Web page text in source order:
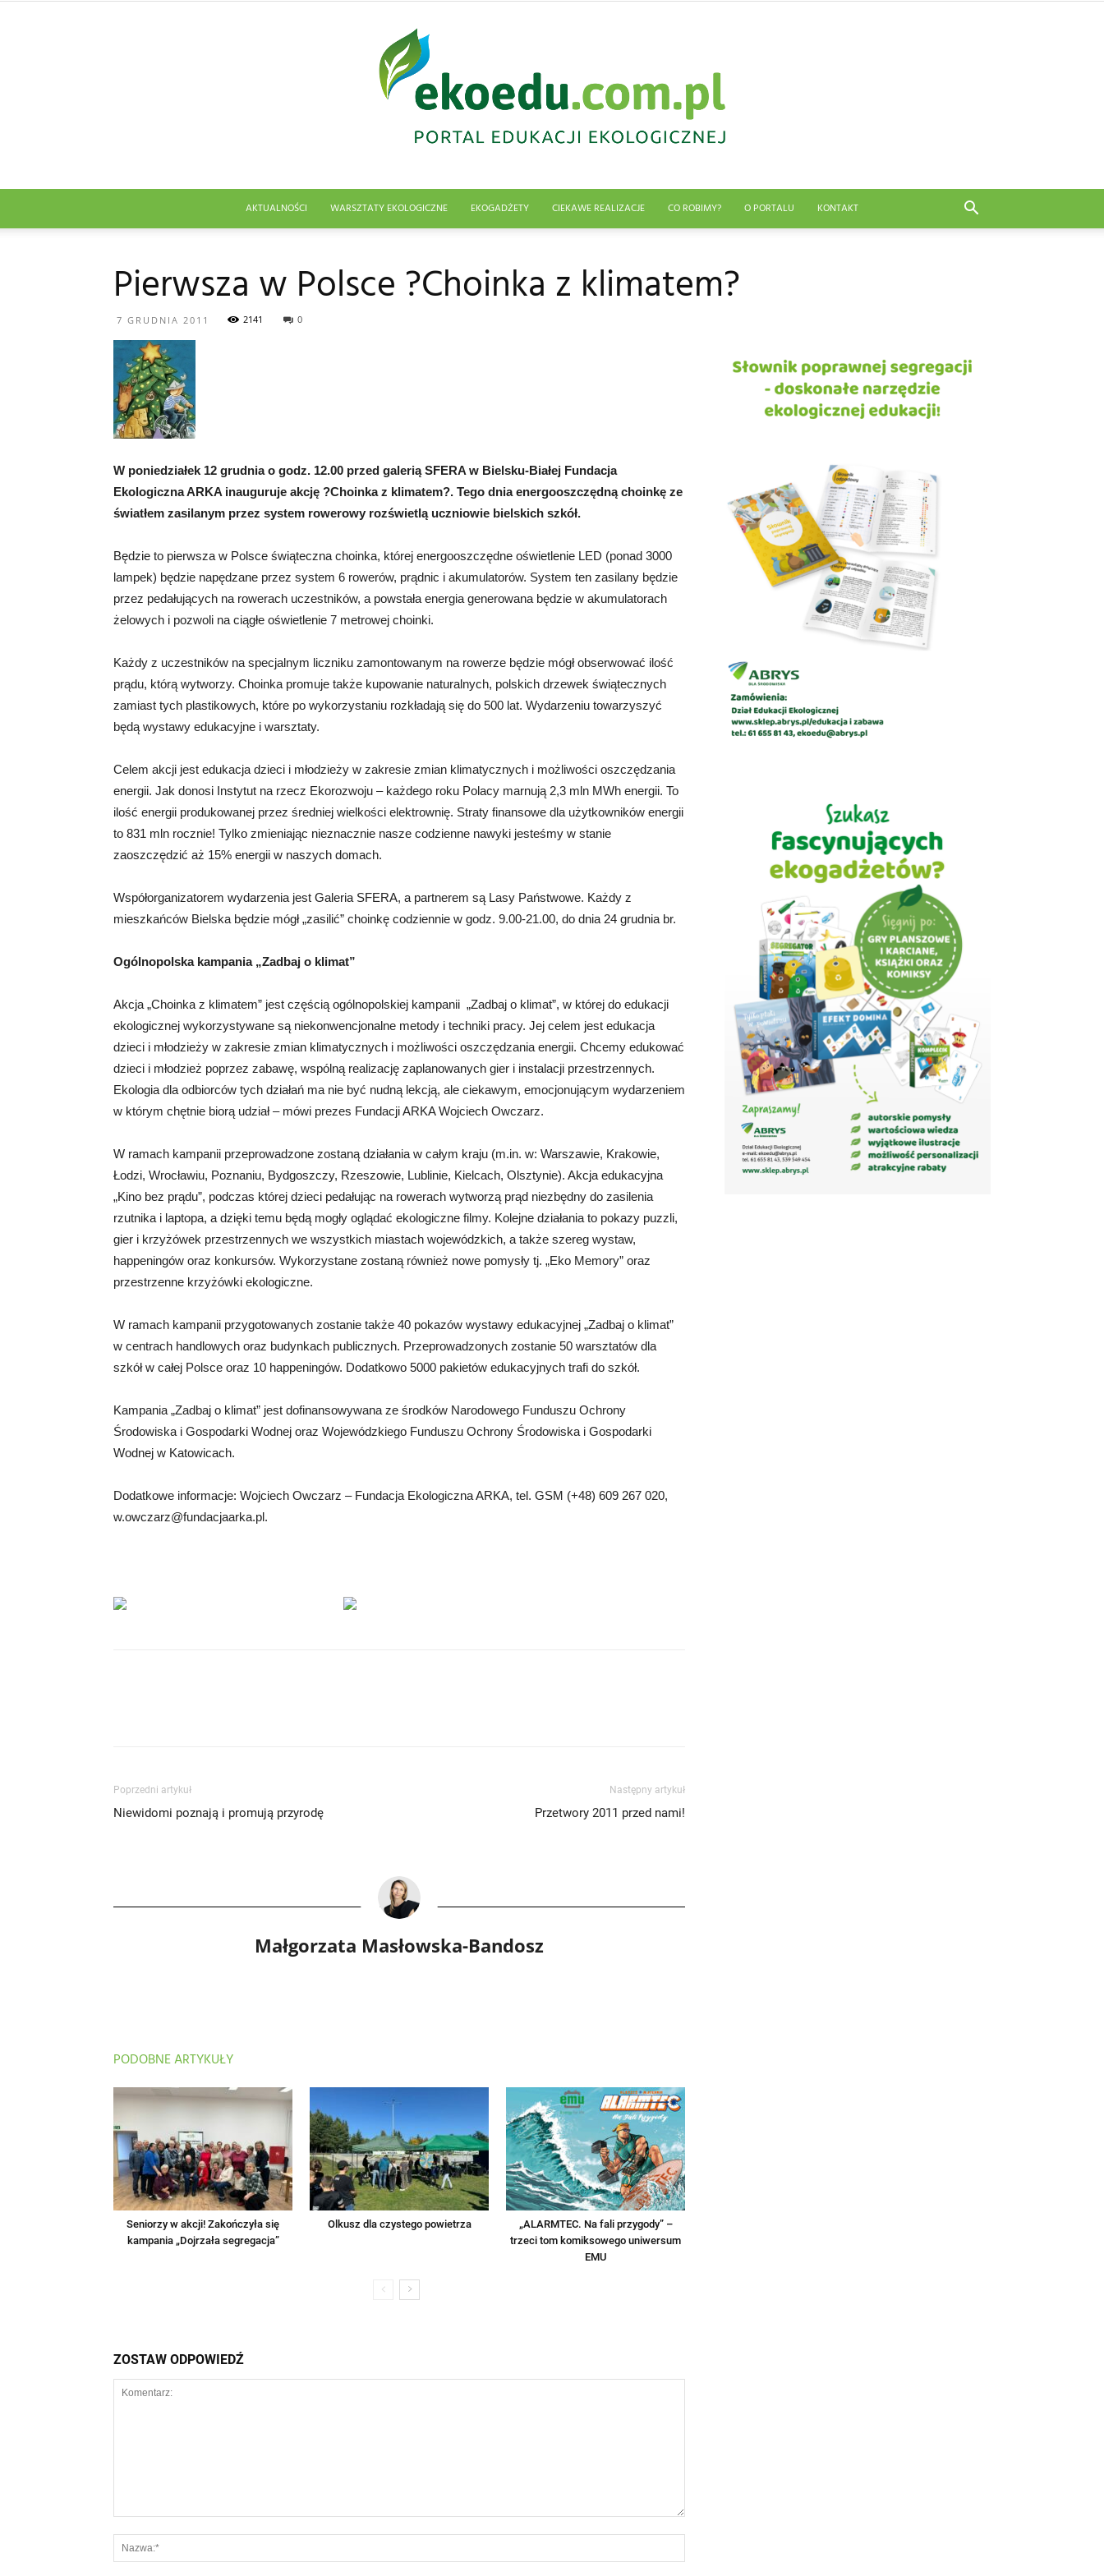
AKTUALNOŚCI WARSZTATY EKOLOGICZNE EKOGADŻETY CIEKAWE REALIZACJE CO ROBIMY? O PORTALU KONTAKT
Pierwsza w Polsce ?Choinka z klimatem?
7 GRUDNIA 2011 2141 0
W poniedziałek 12 grudnia o godz. 12.00 przed galerią SFERA w Bielsku-Białej Fundacja
Ekologiczna ARKA inauguruje akcję ?Choinka z klimatem?. Tego dnia energooszczędną choinkę ze
światłem zasilanym przez system rowerowy rozświetlą uczniowie bielskich szkół.
Będzie to pierwsza w Polsce świąteczna choinka, której energooszczędne oświetlenie LED (ponad 3000
lampek) będzie napędzane przez system 6 rowerów, prądnic i akumulatorów. System ten zasilany będzie
przez pedałujących na rowerach uczestników, a powstała energia generowana będzie w akumulatorach
żelowych i pozwoli na ciągłe oświetlenie 7 metrowej choinki.
Każdy z uczestników na specjalnym liczniku zamontowanym na rowerze będzie mógł obserwować ilość
prądu, którą wytworzy. Choinka promuje także kupowanie naturalnych, polskich drzewek świątecznych
zamiast tych plastikowych, które po wykorzystaniu rozkładają się do 500 lat. Wydarzeniu towarzyszyć
będą wystawy edukacyjne i warsztaty.
Celem akcji jest edukacja dzieci i młodzieży w zakresie zmian klimatycznych i możliwości oszczędzania
energii. Jak donosi Instytut na rzecz Ekorozwoju – każdego roku Polacy marnują 2,3 mln MWh energii. To
ilość energii produkowanej przez średniej wielkości elektrownię. Straty finansowe dla użytkowników energii
to 831 mln rocznie! Tylko zmieniając nieznacznie nasze codzienne nawyki jesteśmy w stanie
zaoszczędzić aż 15% energii w naszych domach.
Współorganizatorem wydarzenia jest Galeria SFERA, a partnerem są Lasy Państwowe. Każdy z
mieszkańców Bielska będzie mógł „zasilić” choinkę codziennie w godz. 9.00-21.00, do dnia 24 grudnia br.
Ogólnopolska kampania „Zadbaj o klimat”
Akcja „Choinka z klimatem” jest częścią ogólnopolskiej kampanii „Zadbaj o klimat”, w której do edukacji
ekologicznej wykorzystywane są niekonwencjonalne metody i techniki pracy. Jej celem jest edukacja
dzieci i młodzieży w zakresie zmian klimatycznych i możliwości oszczędzania energii. Chcemy edukować
dzieci i młodzież poprzez zabawę, wspólną realizację zaplanowanych gier i instalacji przestrzennych.
Ekologia dla odbiorców tych działań ma nie być nudną lekcją, ale ciekawym, emocjonującym wydarzeniem
w którym chętnie biorą udział – mówi prezes Fundacji ARKA Wojciech Owczarz.
W ramach kampanii przeprowadzone zostaną działania w całym kraju (m.in. w: Warszawie, Krakowie,
Łodzi, Wrocławiu, Poznaniu, Bydgoszczy, Rzeszowie, Lublinie, Kielcach, Olsztynie). Akcja edukacyjna
„Kino bez prądu”, podczas której dzieci pedałując na rowerach wytworzą prąd niezbędny do zasilenia
rzutnika i laptopa, a dzięki temu będą mogły oglądać ekologiczne filmy. Kolejne działania to pokazy puzzli,
gier i krzyżówek przestrzennych we wszystkich miastach wojewódzkich, a także szereg wystaw,
happeningów oraz konkursów. Wykorzystane zostaną również nowe pomysły tj. „Eko Memory” oraz
przestrzenne krzyżówki ekologiczne.
W ramach kampanii przygotowanych zostanie także 40 pokazów wystawy edukacyjnej „Zadbaj o klimat”
w centrach handlowych oraz budynkach publicznych. Przeprowadzonych zostanie 50 warsztatów dla
szkół w całej Polsce oraz 10 happeningów. Dodatkowo 5000 pakietów edukacyjnych trafi do szkół.
Kampania „Zadbaj o klimat” jest dofinansowywana ze środków Narodowego Funduszu Ochrony
Środowiska i Gospodarki Wodnej oraz Wojewódzkiego Funduszu Ochrony Środowiska i Gospodarki
Wodnej w Katowicach.
Dodatkowe informacje: Wojciech Owczarz – Fundacja Ekologiczna ARKA, tel. GSM (+48) 609 267 020,
w.owczarz@fundacjaarka.pl.
Poprzedni artykuł
Niewidomi poznają i promują przyrodę
Następny artykuł
Przetwory 2011 przed nami!
Małgorzata Masłowska-Bandosz
PODOBNE ARTYKUŁY
Seniorzy w akcji! Zakończyła się
kampania „Dojrzała segregacja”
Olkusz dla czystego powietrza
„ALARMTEC. Na fali przygody” –
trzeci tom komiksowego uniwersum
EMU
ZOSTAW ODPOWIEDŹ